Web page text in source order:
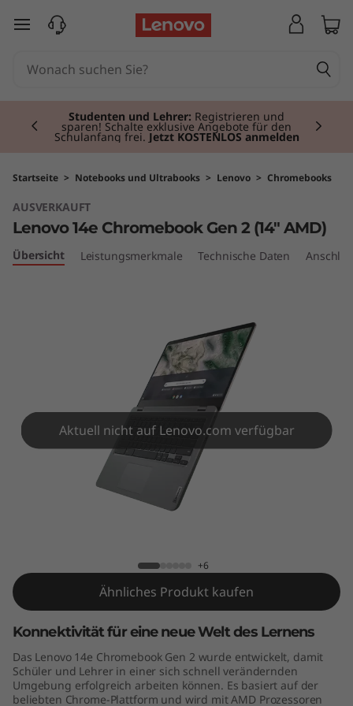
o
1
4
o
k
G
e
zum Hauptinhalt springen
Studenten und Lehrer: Registrieren und
sparen! Schalte exklusive Angebote für den
Schulanfang frei. Jetzt KOSTENLOS anmelden
Currently displaying item 2 of 3
Startseite > Notebooks und Ultrabooks > Lenovo > Chromebooks
AMD)
AUSVERKAUFT
Lenovo 14e Chromebook Gen 2 (14" AMD)
Übersicht Leistungsmerkmale Technische Daten
Aktuell nicht auf Lenovo.com verfügbar
+6
Ähnliches Produkt kaufen
Konnektivität für eine neue Welt des Lernens
Das Lenovo 14e Chromebook Gen 2 wurde entwickelt, damit
Schüler und Lehrer in einer sich schnell verändernden
Umgebung erfolgreich arbeiten können. Es basiert auf der
beliebten Chrome-Plattform und wird mit AMD Prozessoren